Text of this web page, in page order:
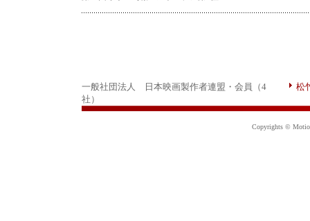
一般社団法人 日本映画製作者連盟・会員（4
社）
松
Copyrights ©